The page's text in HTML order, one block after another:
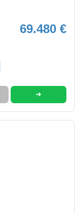
69.480 €
➜